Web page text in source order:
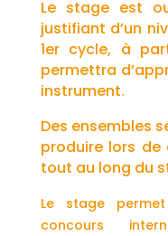
Le stage est
justifiant d’un
1er cycle, à
permettra
instrument.
Des ensembles
produire lors de
tout au long du
Le stage
concours